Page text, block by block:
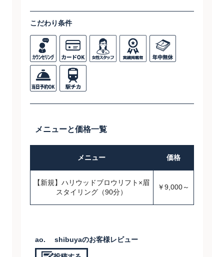
こだわり条件
メニューと価格一覧
メニュー 価格
【新規】ハリウッドブロウリフト×眉
スタイリング（90分）
￥9,000～
ao. shibuyaのお客様レビュー